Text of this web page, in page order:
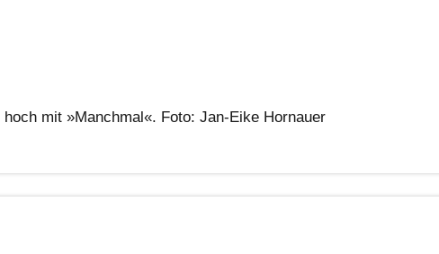
mit »Manchmal«. Foto: Jan-Eike Hornauer